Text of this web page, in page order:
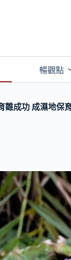
暢觀點
雛成功 成濕地保